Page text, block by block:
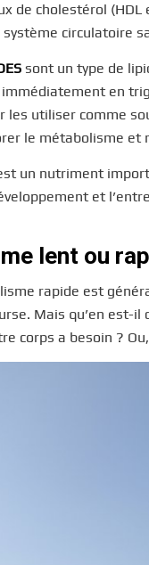
de cholestérol
circulatoire
sont un type de
immédiatement en
les utiliser comme
le métabolisme
un nutriment
et
lent ou
rapide est
Mais qu’en est-il
corps a besoin ?